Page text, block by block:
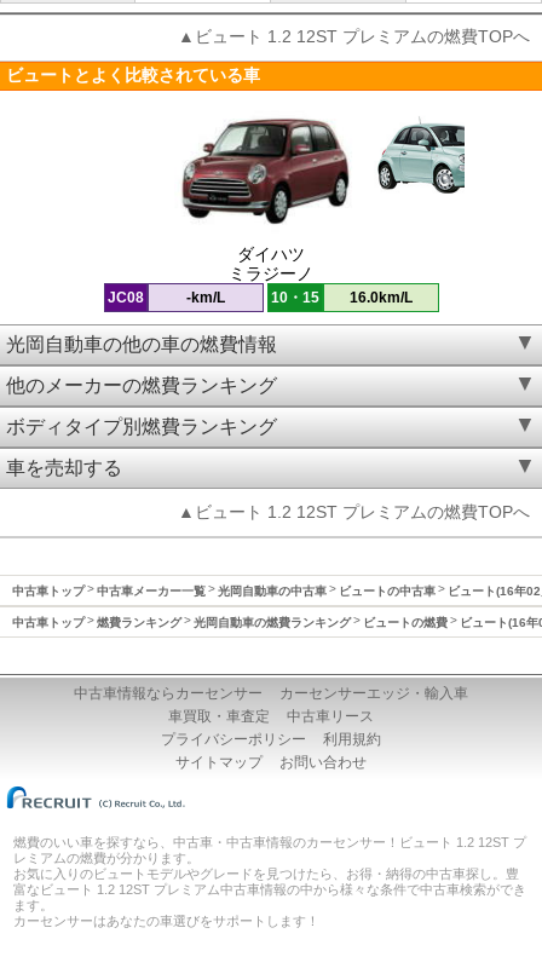
▲ビュート 1.2 12ST プレミアムの燃費TOPへ
ビュートとよく比較されている車
ダイハツ
ミラジーノ
JC08 -km/L 10・15 16.0km/L
光岡自動車の他の車の燃費情報
他のメーカーの燃費ランキング
ボディタイプ別燃費ランキング
車を売却する
▲ビュート 1.2 12ST プレミアムの燃費TOPへ
中古車トップ 中古車メーカー一覧 光岡自動車の中古車 ビュートの中古車 ビュート(16年
中古車トップ 燃費ランキング 光岡自動車の燃費ランキング ビュートの燃費 ビュート(16
中古車情報ならカーセンサー
カーセンサーエッジ・輸入車
車買取・車査定
中古車リース
プライバシーポリシー
利用規約
サイトマップ
お問い合わせ
燃費のいい車を探すなら、中古車・中古車情報のカーセンサー！ビュート 1.2 12ST プ
レミアムの燃費が分かります。
お気に入りのビュートモデルやグレードを見つけたら、お得・納得の中古車探し。豊
富なビュート 1.2 12ST プレミアム中古車情報の中から様々な条件で中古車検索ができ
ます。
カーセンサーはあなたの車選びをサポートします！